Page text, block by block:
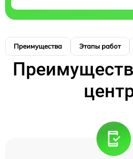
Преимущества Этапы работ